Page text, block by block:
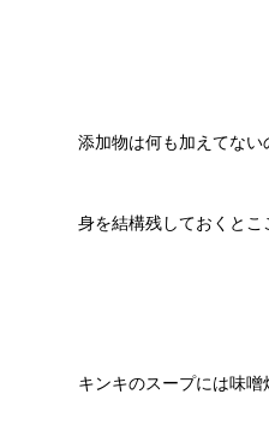
添加物は何も加えてな
身を結構残しておくと
キンキのスープには味噌